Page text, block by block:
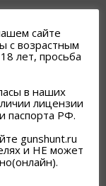
сайте
с возрастным
лет, просьба
в наших
лицензии
паспорта РФ.
gunshunt.ru
и НЕ может